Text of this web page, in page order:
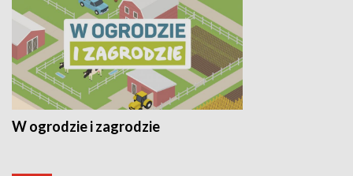
W ogrodzie i zagrodzie